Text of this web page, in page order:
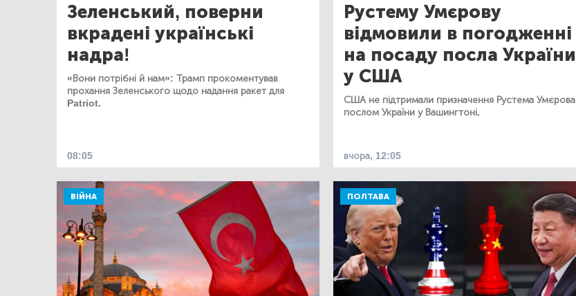
Зеленський, поверни
вкрадені українські
надра!
«Вони потрібні й нам»: Трамп прокоментував
прохання Зеленського щодо надання ракет для
Patriot.
08:05
Рустему Умєрову
відмовили в погодженні
на посаду посла України
у США
США не підтримали призначення Рустема Умєрова
послом України у Вашингтоні.
вчора, 12:05
ВІЙНА ПОЛТАВА